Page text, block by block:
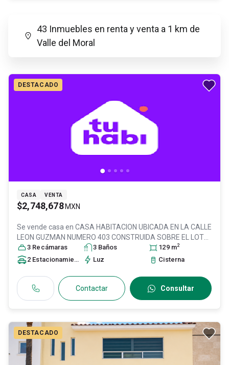
43 Inmuebles en renta y venta a 1 km de
Valle del Moral
DESTACADO
CASA VENTA
$2,748,678 MXN
Se vende casa en CASA HABITACION UBICADA EN LA CALLE
LEON GUZMAN NUMERO 403 CONSTRUIDA SOBRE EL LOTE
DE TERRENO NUMER, Col. Hidalgo del Valle,León,
Guanajuato, México , C.P. 37204 31530334
3 Recámaras 3 Baños 129 m2
2 Estacionamiento s Luz Cisterna
Contactar Consultar
DESTACADO